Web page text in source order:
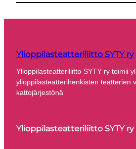
Ylioppilasteatteriliitto SYTY ry
Ylioppilasteatteriliitto SYTY ry toimii
ylioppilasteatterihenkisten teatterien
kattojärjestönä
Ylioppilasteatteriliitto SYTY ry